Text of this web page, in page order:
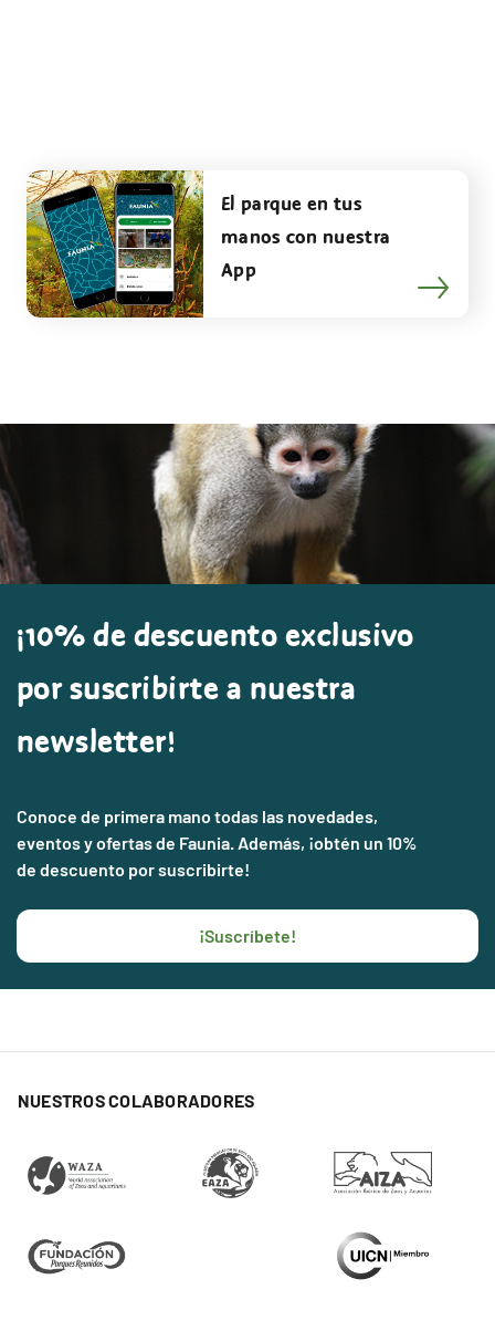
El parque en tus
manos con nuestra
App
¡10% de descuento exclusivo
por suscribirte a nuestra
newsletter!
Conoce de primera mano todas las novedades,
eventos y ofertas de Faunia. Además, ¡obtén un 10%
de descuento por suscribirte!
¡Suscríbete!
NUESTROS COLABORADORES